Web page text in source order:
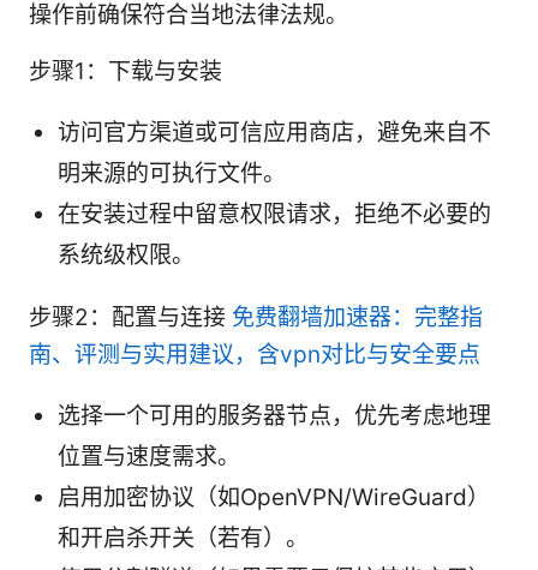
操作前确保符合当地法律法规。
步骤1：下载与安装
访问官方渠道或可信应用商店，避免来自不
明来源的可执行文件。
在安装过程中留意权限请求，拒绝不必要的
系统级权限。
步骤2：配置与连接 免费翻墙加速器：完整指
南、评测与实用建议，含vpn对比与安全要点
选择一个可用的服务器节点，优先考虑地理
位置与速度需求。
启用加密协议（如OpenVPN/WireGuard）
和开启杀开关（若有）。